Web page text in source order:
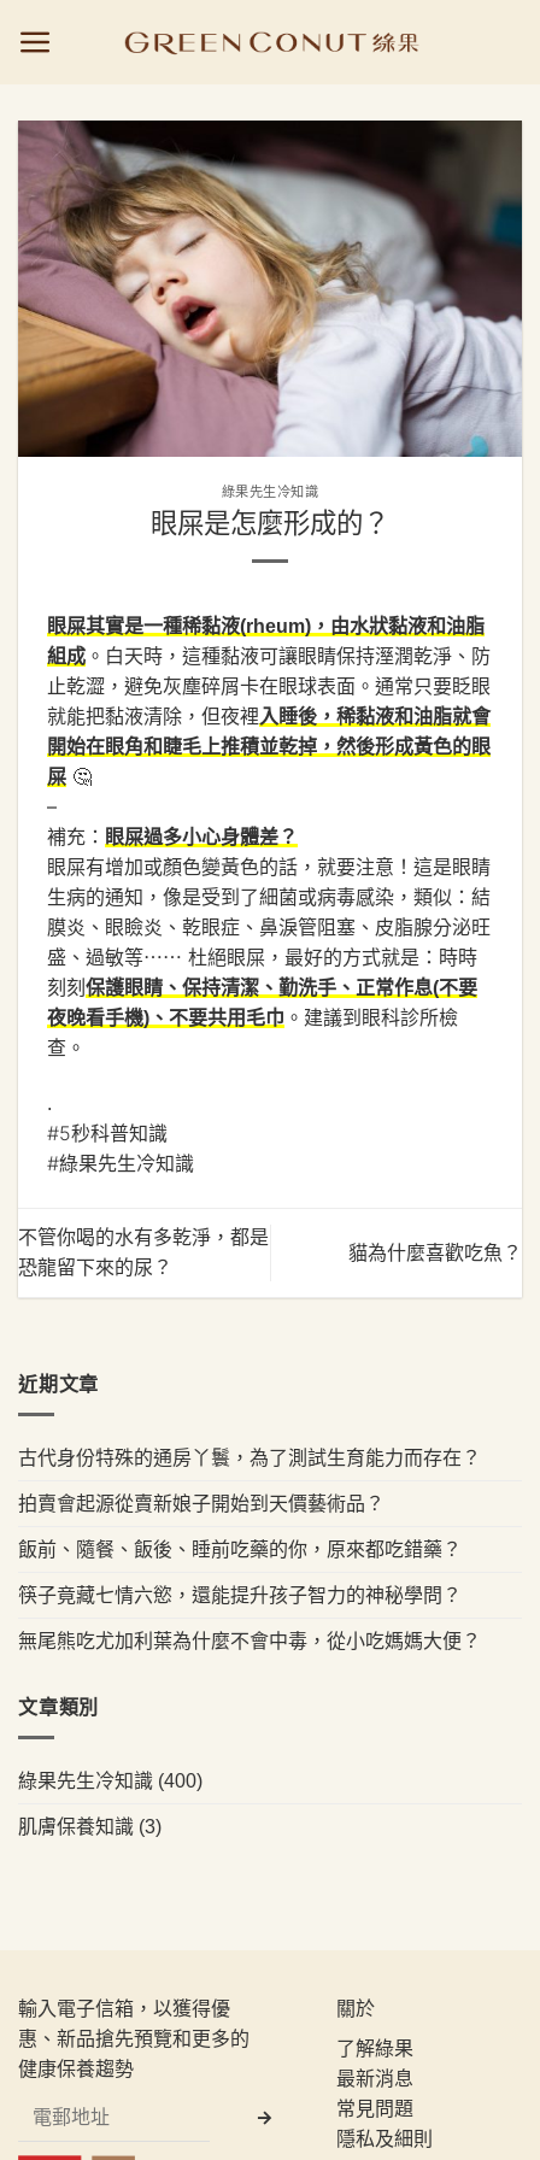
綠果先生冷知識
眼屎是怎麼形成的？
眼屎其實是一種稀黏液(rheum)，由水狀黏液和油脂
組成 。白天時，這種黏液可讓眼睛保持溼潤乾淨、防
止乾澀，避免灰塵碎屑卡在眼球表面。通常只要眨眼
就能把黏液清除，但夜裡入睡後，稀黏液和油脂就會
開始在眼角和睫毛上推積並乾掉，然後形成黃色的眼
屎 🤔
–
補充： 眼屎過多小心身體差？
眼屎有增加或顏色變黃色的話，就要注意！這是眼睛
生病的通知，像是受到了細菌或病毒感染，類似：結
膜炎、眼瞼炎、乾眼症、鼻淚管阻塞、皮脂腺分泌旺
盛、過敏等⋯⋯ 杜絕眼屎，最好的方式就是：時時
刻刻 保護眼睛、保持清潔、勤洗手、正常作息(不要
夜晚看手機)、不要共用毛巾 。建議到眼科診所檢
查。
.
#5秒科普知識
#綠果先生冷知識
不管你喝的水有多乾淨，都是
恐龍留下來的尿？
貓為什麼喜歡吃魚？
近期文章
古代身份特殊的通房丫鬟，為了測試生育能力而存在？
拍賣會起源從賣新娘子開始到天價藝術品？
飯前、隨餐、飯後、睡前吃藥的你，原來都吃錯藥？
筷子竟藏七情六慾，還能提升孩子智力的神秘學問？
無尾熊吃尤加利葉為什麼不會中毒，從小吃媽媽大便？
文章類別
綠果先生冷知識 (400)
肌膚保養知識 (3)
輸入電子信箱，以獲得優
惠、新品搶先預覽和更多的
健康保養趨勢
關於
了解綠果
最新消息
常見問題
隱私及細則